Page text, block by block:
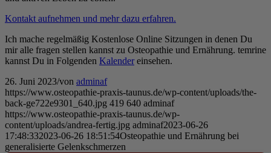
Kontakt aufnehmen und mehr dazu erfahren.
Ich mache regelmäßig Kostenlose Online Sitzungen in denen Du
mir alle fragen stellen kannst zu Osteopathie und Ernährung. temrine
kannst Du in Folgenden Kalender einsehen.
26. Juni 2023/von adminaf
https://www.osteopathie-praxis-taunus.de/wp-content/uploads/the-
back-ge722e9301_640.jpg 419 640 adminaf
https://www.osteopathie-praxis-taunus.de/wp-
content/uploads/andrea-fertig.jpg adminaf2023-06-26
17:48:332023-06-26 18:51:54Osteopathie und Ernährung bei
generalisierte Gelenkschmerzen